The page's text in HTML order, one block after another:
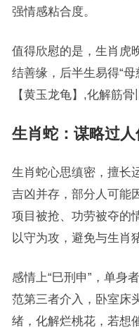
强情感粘合度。
值得欣慰的是，生肖虎
结善缘，后半生易得“
【黄玉龙龟】,化解筋骨
生肖蛇：谋略过
生肖蛇心思缜密，擅长
吉凶并存，部分人可能
项目被抢、功劳被夺的
以守为攻，避免与生肖
感情上“巳刑申”，单身
范第三者介入，卧室床
绪，化解烂桃花，若想